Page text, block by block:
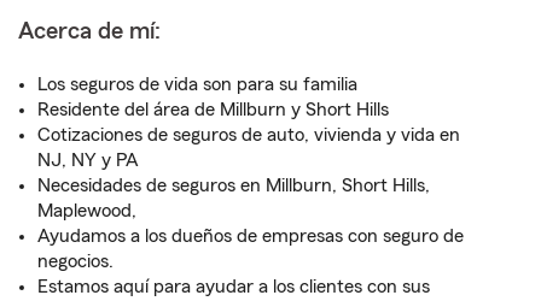
Acerca de mí:
Los seguros de vida son para su familia
Residente del área de Millburn y Short Hills
Cotizaciones de seguros de auto, vivienda y vida en
NJ, NY y PA
Necesidades de seguros en Millburn, Short Hills,
Maplewood,
Ayudamos a los dueños de empresas con seguro de
negocios.
Estamos aquí para ayudar a los clientes con sus